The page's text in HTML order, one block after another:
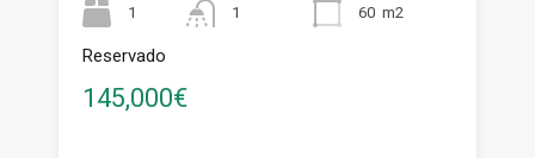
1
1
60 m2
Reservado
145,000€